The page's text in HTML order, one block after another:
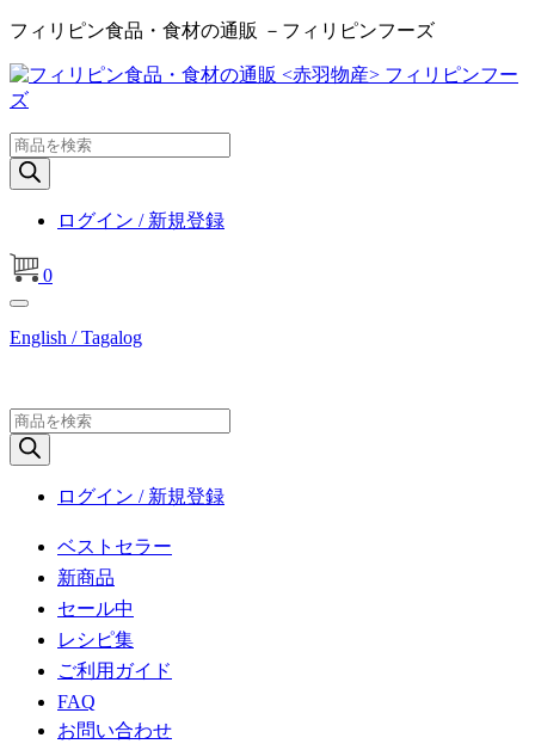
フィリピン食品・食材の通販 －フィリピンフーズ
商
品
検
ログイン / 新規登録
0
English / Tagalog
商
品
検
ログイン / 新規登録
ベストセラー
新商品
セール中
レシピ集
ご利用ガイド
FAQ
お問い合わせ